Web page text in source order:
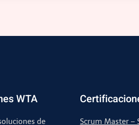
WTA
de Scrum Master –